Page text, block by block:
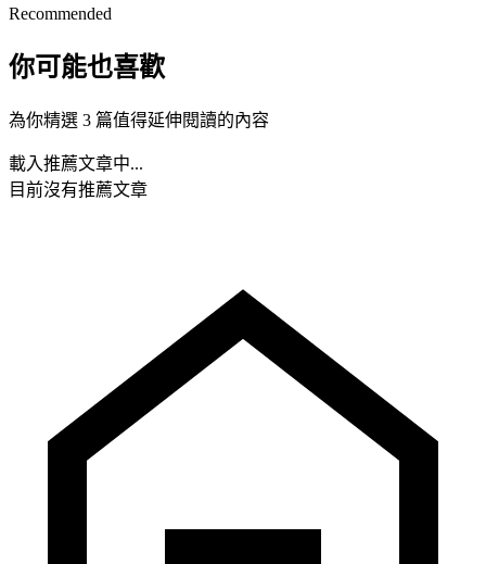
Recommended
你可能也喜歡
為你精選 3 篇值得延伸閱讀的內容
載入推薦文章中...
目前沒有推薦文章